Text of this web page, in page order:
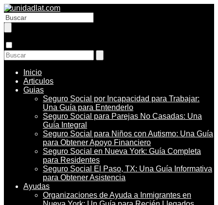
Inicio
Articulos
Guias
Seguro Social por Incapacidad para Trabajar:
Una Guía para Entenderlo
Seguro Social para Parejas No Casadas: Una
Guía Integral
Seguro Social para Niños con Autismo: Una Guía
para Obtener Apoyo Financiero
Seguro Social en Nueva York: Guía Completa
para Residentes
Seguro Social El Paso, TX: Una Guía Informativa
para Obtener Asistencia
Ayudas
Organizaciones de Ayuda a Inmigrantes en